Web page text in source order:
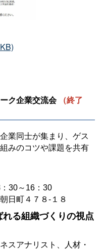
ク企業交流会 （終了
業同士が集まり、ゲス
みのコツや課題を共有
30～16：30
日町４７８-１８
る組織づくりの視点
スアナリスト、人材・